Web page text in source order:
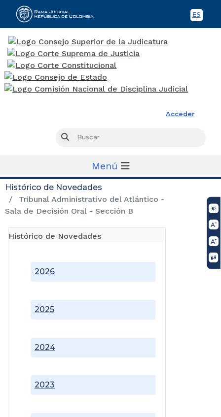
ES
Acceder
Buscar
Menú
Histórico de Novedades
Tribunal Administrativo del Atlántico -
Sala de Decisión Oral - Sección B
Histórico de Novedades
2023
2024
2025
2026